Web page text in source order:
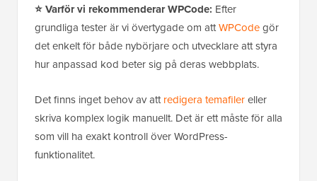
⭐ Varför vi rekommenderar WPCode: Efter
grundliga tester är vi övertygade om attWPCodegör
det enkelt för både nybörjare och utvecklare att styra
hur anpassad kod beter sig på deras webbplats.
Det finns inget behov av attredigera temafilereller
skriva komplex logik manuellt. Det är ett måste för alla
som vill ha exakt kontroll över WordPress-
funktionalitet.